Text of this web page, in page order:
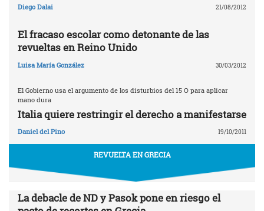
Diego Dalai 21/08/2012
El fracaso escolar como detonante de las
revueltas en Reino Unido
Luisa María González 30/03/2012
El Gobierno usa el argumento de los disturbios del 15 O para aplicar
mano dura
Italia quiere restringir el derecho a manifestarse
Daniel del Pino 19/10/2011
REVUELTA EN GRECIA
La debacle de ND y Pasok pone en riesgo el